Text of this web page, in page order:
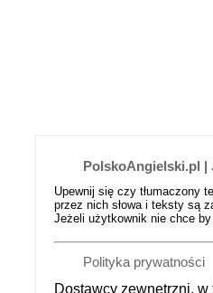
PolskoAngielski.pl |
Upewnij się czy tłumaczony
przez nich słowa i teksty są
Jeżeli użytkownik nie chce
Polityka prywatności
Dostawcy zewnętrzni,